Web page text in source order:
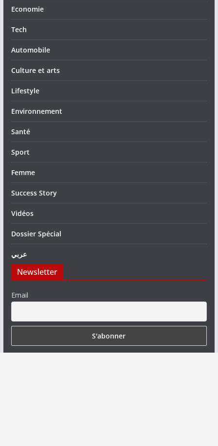
Economie
Tech
Automobile
Culture et arts
Lifestyle
Environnement
Santé
Sport
Femme
Success Story
Vidéos
Dossier Spécial
عربي
Newsletter
Email